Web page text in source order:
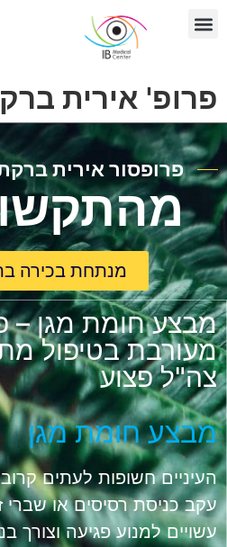
פרופ' אירית
פרופסור אירית
מנתחת בכירה
מבצע חומת מגן –
מעורבת בטיפול
צה"ל פצוע
מבצע חומת מגן
העיניים חשופות לעתים
עקב כניסת רסיסים או שברי
עשויים למנוע פגיעה וצורך